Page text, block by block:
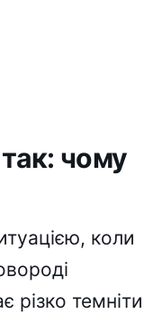
чому
коли
різко темніти